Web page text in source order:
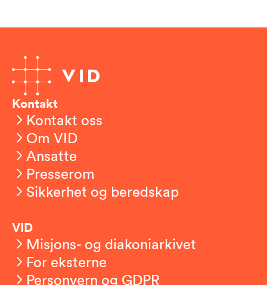
Kontakt
Kontakt oss
Om VID
Ansatte
Presserom
Sikkerhet og beredskap
VID
Misjons- og diakoniarkivet
For eksterne
Personvern og GDPR